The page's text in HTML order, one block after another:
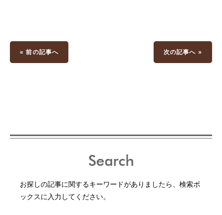
« 前の記事へ 次の記事へ »
Search
お探しの記事に関するキーワードがありましたら、検索ボ
ックスに入力してください。